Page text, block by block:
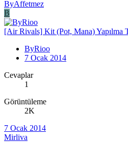
ByAffetmez
B
[Air Rivals] Kit (Pot, Mana) Yapılma
ByRioo
7 Ocak 2014
Cevaplar
1
Görüntüleme
2K
7 Ocak 2014
Mirliva